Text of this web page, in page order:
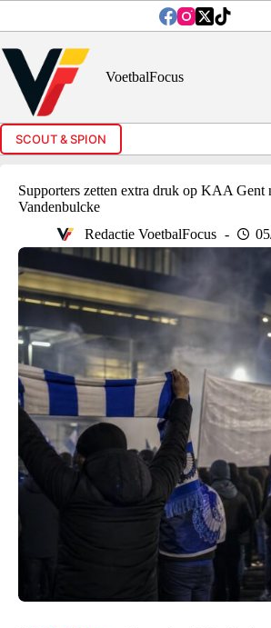
inhoud
VoetbalFocus
SCOUT & SPION
Supporters zetten extra druk op KAA Gent
Vandenbulcke
Redactie VoetbalFocus